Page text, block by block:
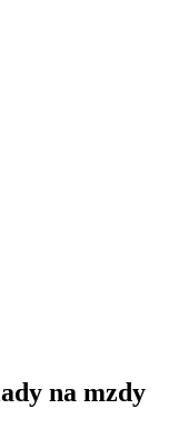
na mzdy